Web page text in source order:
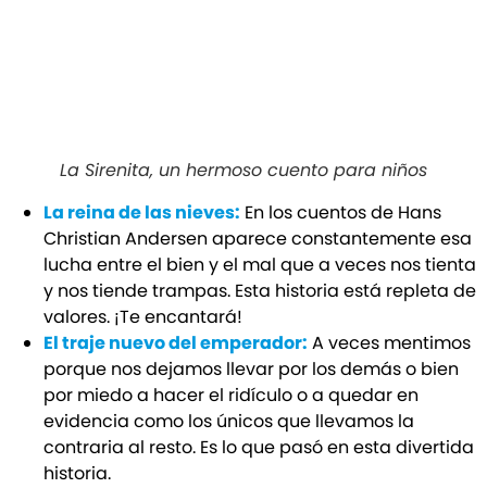
La Sirenita, un hermoso cuento para niños
La reina de las nieves: En los cuentos de Hans
Christian Andersen aparece constantemente esa
lucha entre el bien y el mal que a veces nos tienta
y nos tiende trampas. Esta historia está repleta de
valores. ¡Te encantará!
El traje nuevo del emperador: A veces mentimos
porque nos dejamos llevar por los demás o bien
por miedo a hacer el ridículo o a quedar en
evidencia como los únicos que llevamos la
contraria al resto. Es lo que pasó en esta divertida
historia.